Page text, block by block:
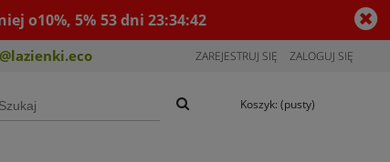
o10%, 5% 53dni23:34:42
ZAREJESTRUJ SIĘ ZALOGUJ SIĘ
Koszyk: (pusty)